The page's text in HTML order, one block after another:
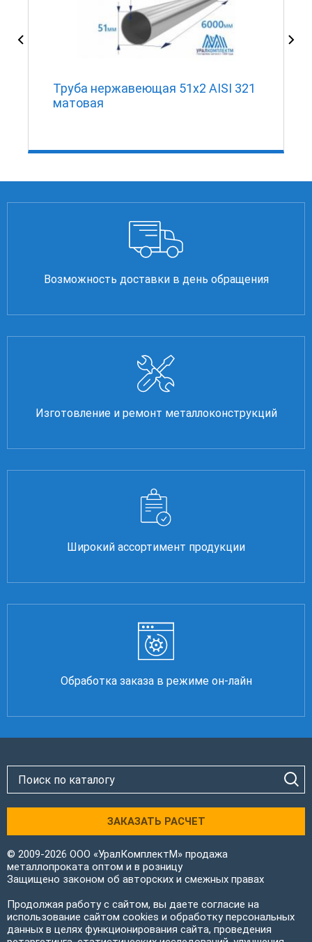
Труба нержавеющая 51х2 AISI 321
матовая
Возможность доставки в день обращения
Изготовление и ремонт металлоконструкций
Широкий ассортимент продукции
Обработка заказа в режиме он-лайн
ЗАКАЗАТЬ РАСЧЕТ
© 2009-2026 ООО «УралКомплектМ» продажа
металлопроката оптом и в розницу
Защищено законом об авторских и смежных правах
Продолжая работу с сайтом, вы даете согласие на
использование сайтом cookies и обработку персональных
данных в целях функционирования сайта, проведения